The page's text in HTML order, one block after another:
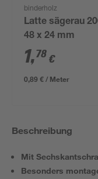
binderholz
Latte sägerau
48 x 24 mm
1,78 €
0,89 € / Meter
Beschreibung
Mit
Besonders